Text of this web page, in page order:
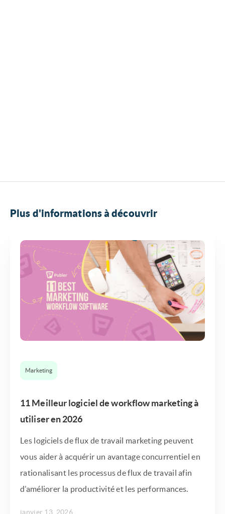
Plus d'informations à découvrir
Marketing
11 Meilleur logiciel de workflow marketing à
utiliser en 2026
Les logiciels de flux de travail marketing peuvent
vous aider à acquérir un avantage concurrentiel en
rationalisant les processus de flux de travail afin
d’améliorer la productivité et les performances.
janvier 13, 2026